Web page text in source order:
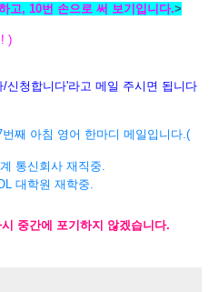
고, 10번 손으로 써 보기입니다.>
)
신청합니다'라고 메일 주시면 됩니다
째 아침 영어 한마디 메일입니다.(
통신회사 재직중.
대학원 재학중.
중간에 포기하지 않겠습니다.